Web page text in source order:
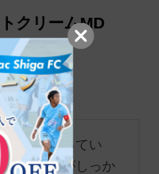
クリームMD
わりに使ってい
、保湿感がしっか